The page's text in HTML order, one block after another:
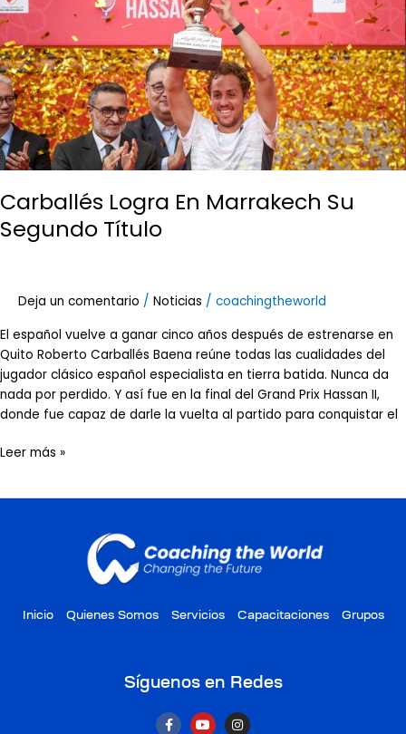
Carballés Logra En Marrakech Su
Segundo Título
Deja un comentario / Noticias / coachingtheworld
El español vuelve a ganar cinco años después de estrenarse en
Quito Roberto Carballés Baena reúne todas las cualidades del
jugador clásico español especialista en tierra batida. Nunca da
nada por perdido. Y así fue en la final del Grand Prix Hassan II,
donde fue capaz de darle la vuelta al partido para conquistar el
Marrakech
Su
Segundo
Título
Leer más »
Inicio Quienes Somos Servicios Capacitaciones Grupos
Síguenos en Redes
F Y I